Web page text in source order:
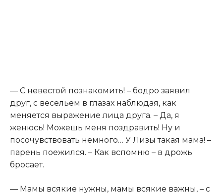
— С невестой познакомить! – бодро заявил
друг, с весельем в глазах наблюдая, как
меняется выражение лица друга. – Да, я
женюсь! Можешь меня поздравить! Ну и
посочувствовать немного… У Лизы такая мама! –
парень поежился. – Как вспомню – в дрожь
бросает.
— Мамы всякие нужны, мамы всякие важны, – с